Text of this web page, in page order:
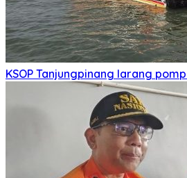
KSOP Tanjungpinang larang